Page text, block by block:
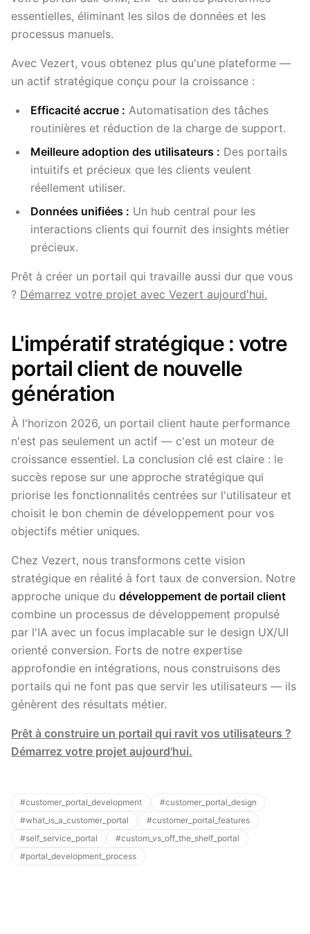
essentielles, éliminant les silos de données et les
processus manuels.
Avec Vezert, vous obtenez plus qu'une plateforme —
un actif stratégique conçu pour la croissance :
Efficacité accrue : Automatisation des tâches
routinières et réduction de la charge de support.
Meilleure adoption des utilisateurs : Des portails
intuitifs et précieux que les clients veulent
réellement utiliser.
Données unifiées : Un hub central pour les
interactions clients qui fournit des insights métier
précieux.
Prêt à créer un portail qui travaille aussi dur que vous
? Démarrez votre projet avec Vezert aujourd'hui.
L'impératif stratégique : votre
portail client de nouvelle
génération
À l'horizon 2026, un portail client haute performance
n'est pas seulement un actif — c'est un moteur de
croissance essentiel. La conclusion clé est claire : le
succès repose sur une approche stratégique qui
priorise les fonctionnalités centrées sur l'utilisateur et
choisit le bon chemin de développement pour vos
objectifs métier uniques.
Chez Vezert, nous transformons cette vision
stratégique en réalité à fort taux de conversion. Notre
approche unique du développement de portail client
combine un processus de développement propulsé
par l'IA avec un focus implacable sur le design UX/UI
orienté conversion. Forts de notre expertise
approfondie en intégrations, nous construisons des
portails qui ne font pas que servir les utilisateurs — ils
génèrent des résultats métier.
Prêt à construire un portail qui ravit vos utilisateurs ?
Démarrez votre projet aujourd'hui.
#customer_portal_development #customer_portal_design
#what_is_a_customer_portal #customer_portal_features
#self_service_portal #custom_vs_off_the_shelf_portal
#portal_development_process